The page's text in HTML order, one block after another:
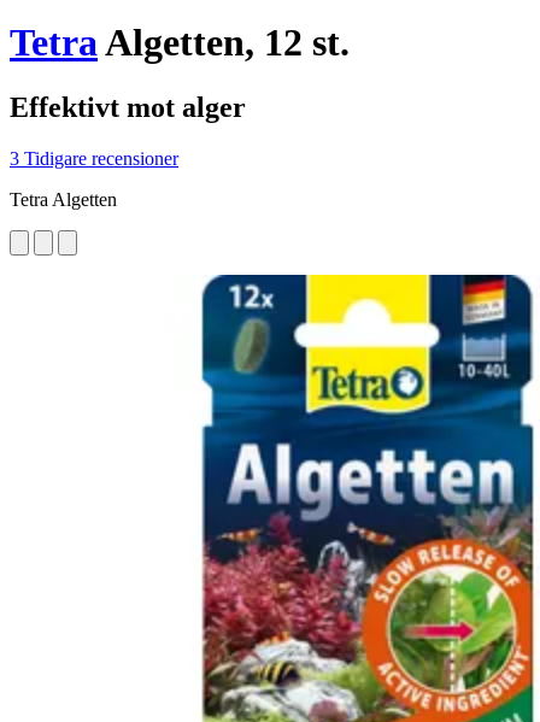
TetraAlgetten, 12 st.
Effektivt mot alger
3 Tidigare recensioner
Tetra Algetten